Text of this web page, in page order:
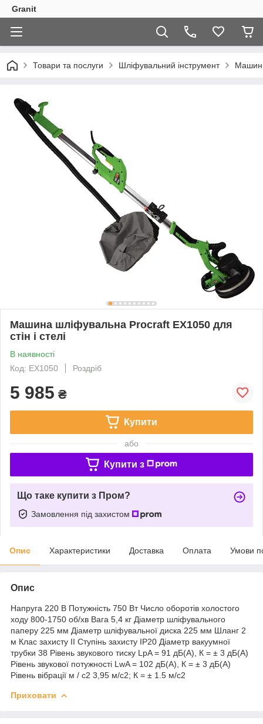
Granit
Товари та послуги Шліфувальний інструмент
Машина шліфувальна Procraft EX1050 для
стін і стелі
В наявності
Код: EX1050
Роздріб
5 985 ₴
Купити
або
Купити з
Що таке купити з Пром?
Замовлення під захистом
Опис Характеристики Доставка Оплата Умови
Опис
Напруга 220 В Потужність 750 Вт Число оборотів холостого
ходу 800-1750 об/хв Вага 5,4 кг Діаметр шліфувального
паперу 225 мм Діаметр шліфувальної диска 225 мм Шланг 2
м Клас захисту II Ступінь захисту IP20 Діаметр вакуумної
трубки 38 Рівень звукового тиску LpA = 91 дБ(А), К = ± 3 дБ(А)
Рівень звукової потужності LwA = 102 дБ(А), К = ± 3 дБ(А)
Рівень вібрації м / с2 3,95 м/с2; К = ± 1.5 м/с2
Приховати